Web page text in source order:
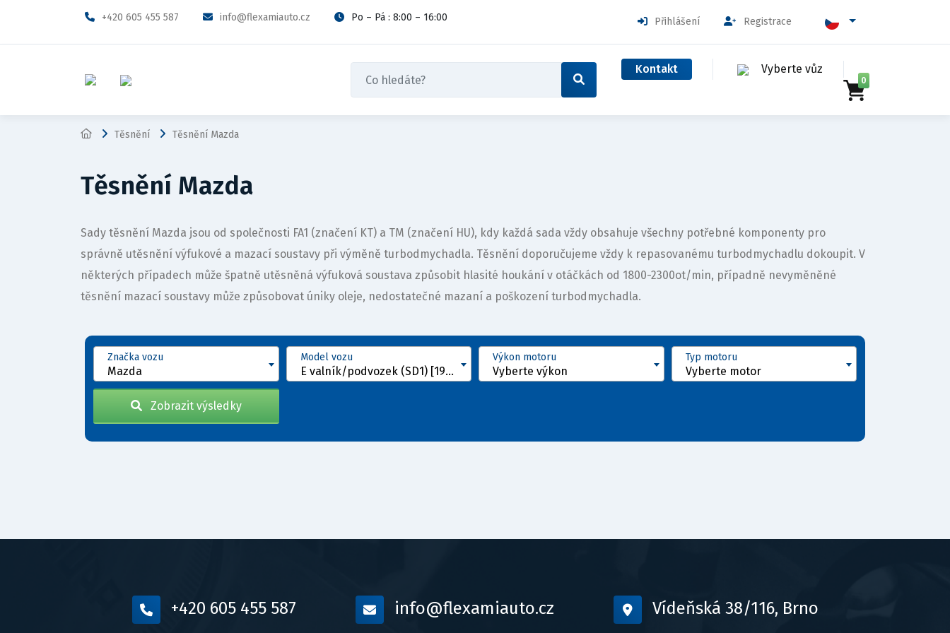
+420 605 455 587 info@flexamiauto.cz Po – Pá : 8:00 – 16:00 Přihlášení Registrace
Kontakt Vyberte vůz
0
Těsnění Těsnění Mazda
Těsnění Mazda
Sady těsnění Mazda jsou od společnosti FA1 (značení KT) a TM (značení HU), kdy každá sada vždy obsahuje všechny potřebné komponenty pro
správně utěsnění výfukové a mazací soustavy při výměně turbodmychadla. Těsnění doporučujeme vždy k repasovanému turbodmychadlu dokoupit. V
některých případech může špatně utěsněná výfuková soustava způsobit hlasité houkání v otáčkách od 1800-2300ot/min, případně nevyměněné
těsnění mazací soustavy může způsobovat úniky oleje, nedostatečné mazaní a poškození turbodmychadla.
Mazda
Značka vozu
E valník/podvozek (SD1) [1983 - 1999]
Model vozu
Vyberte výkon
Výkon motoru
Vyberte motor
Typ motoru
Zobrazit výsledky
+420 605 455 587 info@flexamiauto.cz Vídeňská 38/116, Brno